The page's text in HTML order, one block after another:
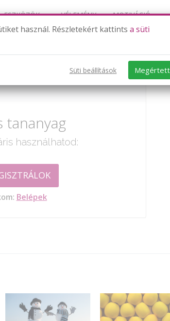
ESZKÖZÖK VÉLEMÉNY MOTIVÁCIÓ
tananyag
használhatod:
Belépek
használ. Részletekért kattints a süti
Süti beállítások